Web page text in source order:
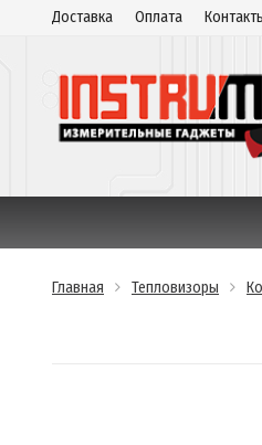
Доставка Оплата
Главная Тепловизоры